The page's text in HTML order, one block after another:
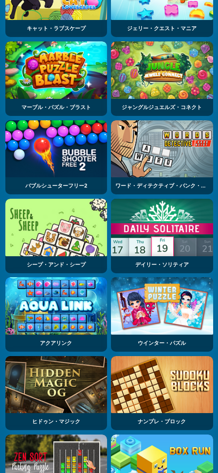
キャット・ラブスケープ ジェリー・クエスト・マニア
マーブル・パズル・ブラスト ジャングルジュエルズ・コネクト
バブルシューターフリー2 ワード・ディテクティブ・バンク・ヘイスト
シープ・アンド・シープ デイリー・ソリティア
アクアリンク ウインター・パズル
ヒドゥン・マジック ナンプレ・ブロック